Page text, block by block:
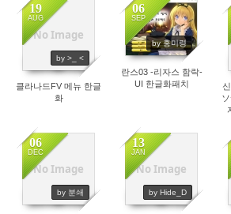
No Image
19
AUG
by >_ <
4515
클라나드FV 메뉴 한글
화
06
SEP
by 홍미령
4204
란스03 -리자스 함락-
UI 한글화패치
No Image
06
DEC
by 분쇄
2803
No Image
13
JAN
by Hide_D
2793